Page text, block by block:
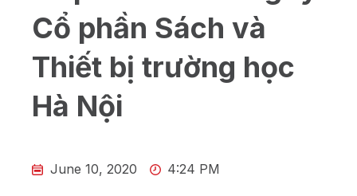
Cổ phần Sách và
Thiết bị trường học
Hà Nội
June 10, 2020 4:24 PM